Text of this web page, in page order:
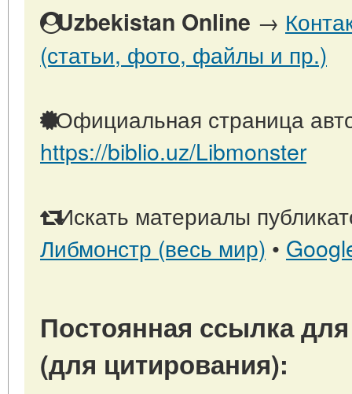
Uzbekistan Online →
(статьи, фото, файлы и пр.)
Официальная страница
https://biblio.uz/Libmonster
Искать материалы
Либмонстр (весь мир) •
Постоянная ссылка
(для цитирования):